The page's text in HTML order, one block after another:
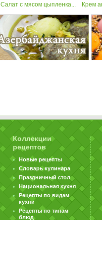
Салат с мясом цыпленка... Крем
Коллекции
рецептов
Новые рецепты
Словарь кулинара
Праздничный стол
Национальная кухня
Рецепты по видам
кухни
Рецепты по типам
блюд